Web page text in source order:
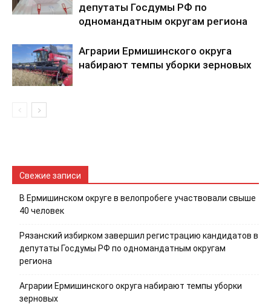
депутаты Госдумы РФ по
одномандатным округам региона
Аграрии Ермишинского округа
набирают темпы уборки зерновых
Свежие записи
В Ермишинском округе в велопробеге участвовали свыше
40 человек
Рязанский избирком завершил регистрацию кандидатов в
депутаты Госдумы РФ по одномандатным округам
региона
Аграрии Ермишинского округа набирают темпы уборки
зерновых